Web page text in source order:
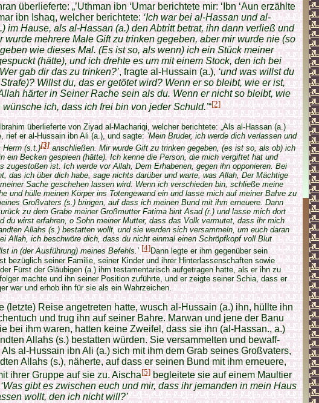
überlieferte: „’Uthman ibn ‘Umar berichtete mir: ‘Ibn ‘Aun erzählte
ibn Ishaq, welcher berichtete:‘Ich war bei al-Hassan und al-
im Hause, als al-Hassan (a.) den Abtritt betrat, ihn dann verließ und
wurde mehrere Male Gift zu trinken gegeben, aber mir wurde nie (so
wie dieses Mal. (Es ist so, als wenn) ich ein Stück meiner
(hätte), und ich drehte es um mit einem Stock, den ich bei
gab dir das zu trinken?’, fragte al-Hussain (a.),‘und was willst du
Willst du, das er getötet wird? Wenn er so bleibt, wie er ist,
härter in Seiner Rache sein als du. Wenn er nicht so bleibt, wie
wünsche ich, dass ich frei bin von jeder Schuld.’“[2]
überlieferte von Ziyad al-Machariqi, welcher berichtete: „Als al-Hassan (a.)
rief er al-Hussain ibn Ali (a.), und sagte:’Mein Bruder, ich werde dich verlassen und
Herrn (s.t.)[3]anschließen. Mir wurde Gift zu trinken gegeben, (es ist so, als ob) ich
ein Becken gespieen (hätte). Ich kenne die Person, die mich vergiftet hat und
zugestoßen ist. Ich werde vor Allah, Dem Erhabenen, gegen ihn opponieren. Bei
das ich über dich habe, sage nichts darüber und warte, was Allah, Der Mächtige
Sache geschehen lassen wird. Wenn ich verschieden bin, schließe meine
und hülle meinen Körper ins Totengewand ein und lasse mich auf meiner Bahre zu
Großvaters (s.) bringen, auf dass ich meinen Bund mit ihm erneuere. Dann
zu dem Grabe meiner Großmutter Fatima bint Asad (r.) und lasse mich dort
du wirst erfahren, o Sohn meiner Mutter, dass das Volk vermutet, dass ihr mich
Allahs (s.) bestatten wollt, und sie werden sich versammeln, um euch daran
Allah, ich beschwöre dich, dass du nicht einmal einen Schröpfkopf voll Blut
in (der Ausführung) meines Befehls.’ [4]Dann legte er ihm gegenüber sein
bezüglich seiner Familie, seiner Kinder und ihrer Hinterlassenschaften sowie
Fürst der Gläubigen (a.) ihm testamentarisch aufgetragen hatte, als er ihn zu
machte und ihn seiner Position zuführte, und er zeigte seiner Schia, dass er
war und erhob ihn für sie als ein Wahrzeichen.
(letzte) Reise angetreten hatte, wusch al-Hussain (a.) ihn, hüllte ihn
und trug ihn auf seiner Bahre. Marwan und jene der Banu
bei ihm waren, hatten keine Zweifel, dass sie ihn (al-Hassan., a.)
Allahs (s.) bestatten würden. Sie versammelten und bewaff­
al-Hussain ibn Ali (a.) sich mit ihm dem Grab seines Großvaters,
Allahs (s.), näherte, auf dass er seinen Bund mit ihm erneuere,
ihrer Gruppe auf sie zu. Aischa[5]begleitete sie auf einem Maultier
‘Was gibt es zwischen euch und mir, dass ihr jemanden in mein Haus
wollt, den ich nicht will?’